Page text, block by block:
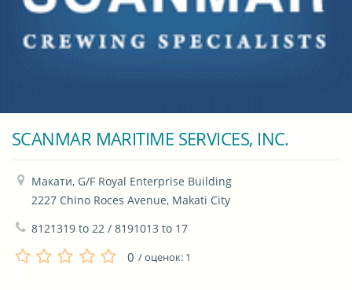
SCANMAR MARITIME SERVICES, INC.
Макати, G/F Royal Enterprise Building
2227 Chino Roces Avenue, Makati City
8121319 to 22 / 8191013 to 17
0 / оценок: 1